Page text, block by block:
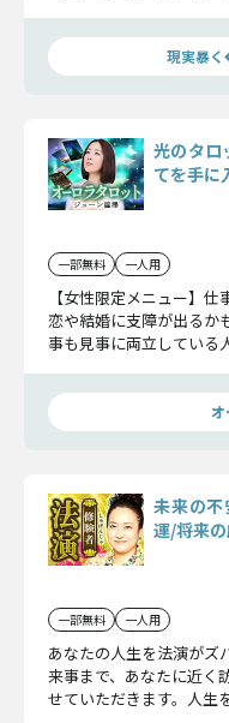
現実暴
光のタ
てを手に
一部無料 一人用
【女性限定メニュー】
恋や結婚に支障が出る
事も見事に両立している
オ
未来の
運/将来
一部無料 一人用
あなたの人生を法演が
来事まで、あなたに近く
せていただきます。人生